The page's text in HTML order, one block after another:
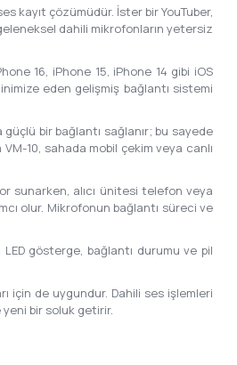
kayıt çözümüdür. İster bir YouTuber,
dahili mikrofonların yetersiz
16, iPhone 15, iPhone 14 gibi iOS
eden gelişmiş bağlantı sistemi
bir bağlantı sağlanır; bu sayede
10, sahada mobil çekim veya canlı
sunarken, alıcı ünitesi telefon veya
olur. Mikrofonun bağlantı süreci ve
gösterge, bağlantı durumu ve pil
için de uygundur. Dahili ses işlemleri
yeni bir soluk getirir.